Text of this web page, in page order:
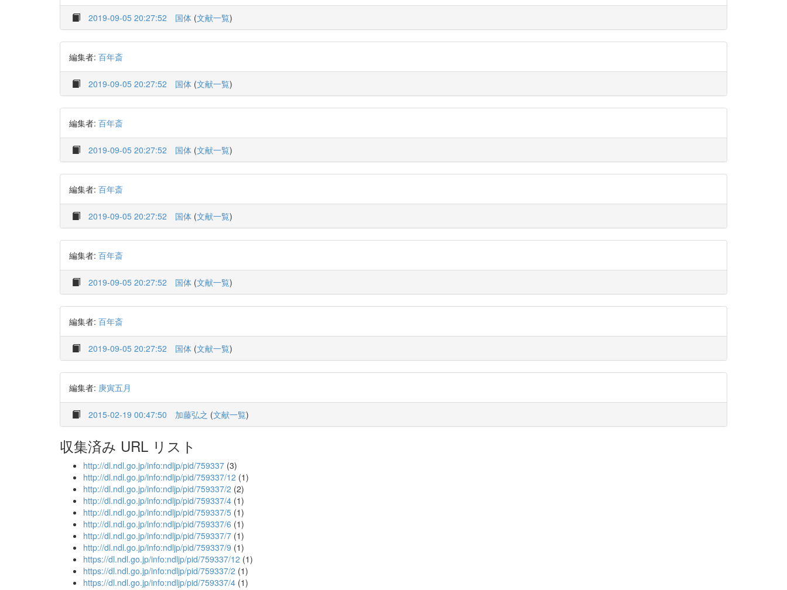
2019-09-05 20:27:52 国体 (文献一覧)
編集者: 百年斎
2019-09-05 20:27:52 国体 (文献一覧)
編集者: 百年斎
2019-09-05 20:27:52 国体 (文献一覧)
編集者: 百年斎
2019-09-05 20:27:52 国体 (文献一覧)
編集者: 百年斎
2019-09-05 20:27:52 国体 (文献一覧)
編集者: 百年斎
2019-09-05 20:27:52 国体 (文献一覧)
編集者: 庚寅五月
2015-02-19 00:47:50 加藤弘之 (文献一覧)
収集済み URL リスト
http://dl.ndl.go.jp/info:ndljp/pid/759337 (3)
http://dl.ndl.go.jp/info:ndljp/pid/759337/12 (1)
http://dl.ndl.go.jp/info:ndljp/pid/759337/2 (2)
http://dl.ndl.go.jp/info:ndljp/pid/759337/4 (1)
http://dl.ndl.go.jp/info:ndljp/pid/759337/5 (1)
http://dl.ndl.go.jp/info:ndljp/pid/759337/6 (1)
http://dl.ndl.go.jp/info:ndljp/pid/759337/7 (1)
http://dl.ndl.go.jp/info:ndljp/pid/759337/9 (1)
https://dl.ndl.go.jp/info:ndljp/pid/759337/12 (1)
https://dl.ndl.go.jp/info:ndljp/pid/759337/2 (1)
https://dl.ndl.go.jp/info:ndljp/pid/759337/4 (1)